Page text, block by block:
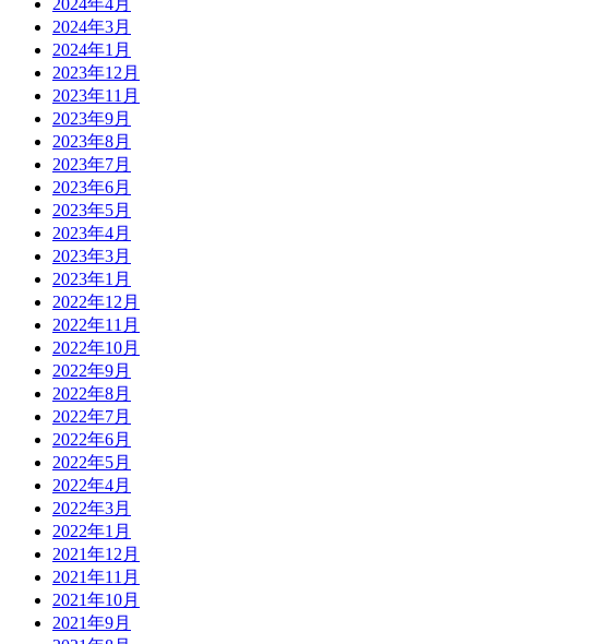
2024年4月
2024年3月
2024年1月
2023年12月
2023年11月
2023年9月
2023年8月
2023年7月
2023年6月
2023年5月
2023年4月
2023年3月
2023年1月
2022年12月
2022年11月
2022年10月
2022年9月
2022年8月
2022年7月
2022年6月
2022年5月
2022年4月
2022年3月
2022年1月
2021年12月
2021年11月
2021年10月
2021年9月